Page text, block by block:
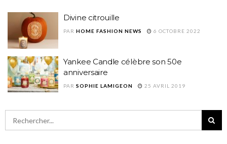
Divine citrouille
PAR HOME FASHION NEWS 6 OCTOBRE 2022
Yankee Candle célèbre son 50e
anniversaire
PAR SOPHIE LAMIGEON 25 AVRIL 2019